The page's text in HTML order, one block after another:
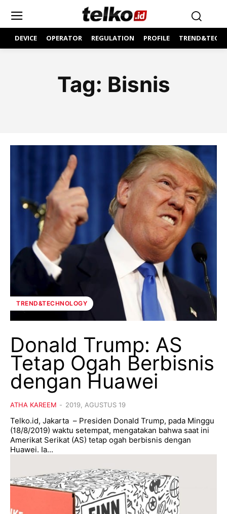
DEVICE OPERATOR REGULATION PROFILE
Tag: Bisnis
TREND&TECHNOLOGY
Donald Trump: AS
Tetap Ogah Berbisnis
dengan Huawei
ATHA KAREEM - 2019, AGUSTUS 19
Telko.id, Jakarta – Presiden Donald Trump, pada Minggu
(18/8/2019) waktu setempat, mengatakan bahwa saat ini
Amerikat Serikat (AS) tetap ogah berbisnis dengan
Huawei. Ia...